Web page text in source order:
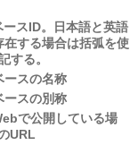
スID。日本語と英語
する場合は括弧を使
する。
ースの名称
ースの別称
で公開している場
URL